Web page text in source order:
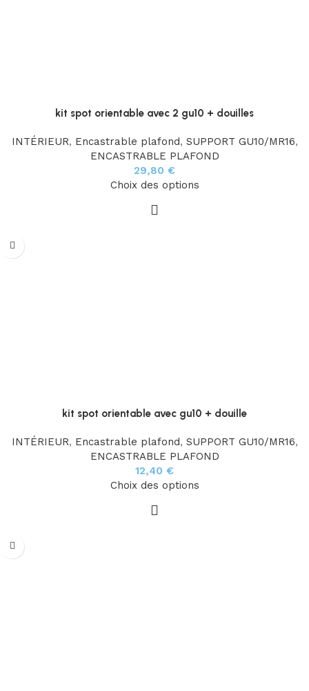
kit spot orientable avec 2 gu10 + douilles
INTÉRIEUR, Encastrable plafond, SUPPORT GU10/MR16,
ENCASTRABLE PLAFOND
29,80 €
Choix des options
kit spot orientable avec gu10 + douille
INTÉRIEUR, Encastrable plafond, SUPPORT GU10/MR16,
ENCASTRABLE PLAFOND
12,40 €
Choix des options